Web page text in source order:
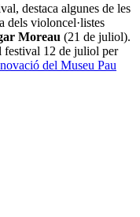
destaca algunes de les
dels violoncel·listes
Moreau (21 de juliol).
festival 12 de juliol per
del Museu Pau